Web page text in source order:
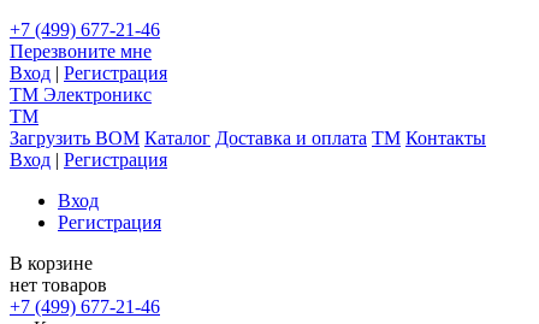
+7 (499) 677-21-46
Перезвоните мне
Вход | Регистрация
TM Электроникс
TM
Загрузить BOM Каталог Доставка и оплата TM Контакты
Вход | Регистрация
Вход
Регистрация
В корзине
нет товаров
+7 (499) 677-21-46